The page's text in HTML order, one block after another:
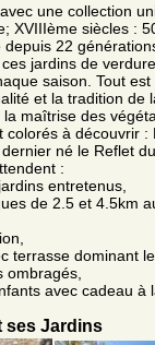
une collection
XVIIIème siècles :
22
jardins de
saison. Tout
et la tradition de
maîtrise des
à découvrir
né le Reflet du
:
entretenus,
de 2.5 et 4.5km
terrasse dominant
ombragés,
avec cadeau à
ses Jardins